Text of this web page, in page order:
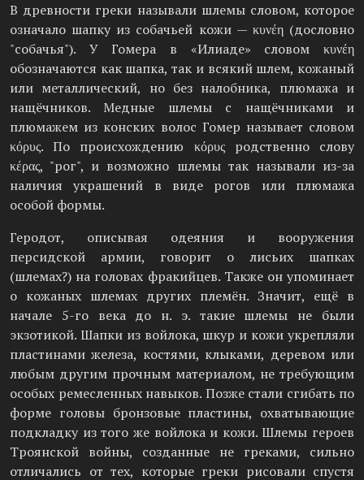
В древности греки называли шлемы словом, которое
означало шапку из собачьей кожи — κυνέη (дословно
"собачья"). У Гомера в «Илиаде» словом κυνέη
обозначаются как шапка, так и всякий шлем, кожаный
или металлический, но без налобника, плюмажа и
нащёчников. Медные шлемы с нащёчниками и
плюмажем из конских волос Гомер называет словом
κόρυς. По происхождению κόρυς родственно слову
κέρας, "рог", и возможно шлемы так называли из-за
наличия украшений в виде рогов или плюмажа
особой формы.
Геродот, описывая одеяния и вооружения
персидской армии, говорит о лисьих шапках
(шлемах?) на головах фракийцев. Также он упоминает
о кожаных шлемах других племён. Значит, ещё в
начале 5-го века до н. э. такие шлемы не были
экзотикой. Шапки из войлока, шкур и кожи укрепляли
пластинами железа, костями, клыками, деревом или
любым другим прочным материалом, не требующим
особых ремесленных навыков. Позже стали сгибать по
форме головы бронзовые пластины, охватывающие
подкладку из того же войлока и кожи. Шлемы героев
Троянской войны, созданные не греками, сильно
отличались от тех, которые греки рисовали спустя